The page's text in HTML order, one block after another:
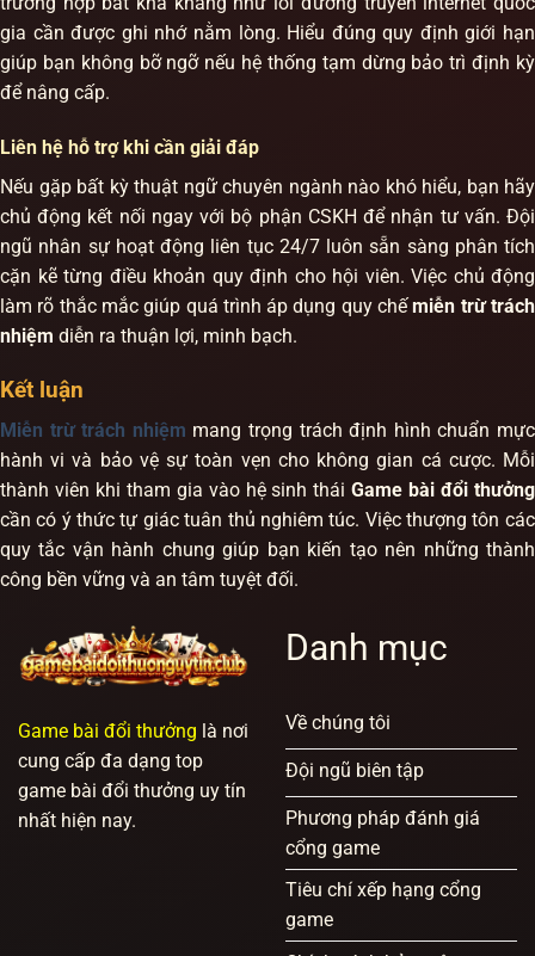
gia cần được ghi nhớ nằm lòng. Hiểu đúng quy định giới hạn
giúp bạn không bỡ ngỡ nếu hệ thống tạm dừng bảo trì định kỳ
để nâng cấp.
Liên hệ hỗ trợ khi cần giải đáp
Nếu gặp bất kỳ thuật ngữ chuyên ngành nào khó hiểu, bạn hãy
chủ động kết nối ngay với bộ phận CSKH để nhận tư vấn. Đội
ngũ nhân sự hoạt động liên tục 24/7 luôn sẵn sàng phân tích
cặn kẽ từng điều khoản quy định cho hội viên. Việc chủ động
làm rõ thắc mắc giúp quá trình áp dụng quy chếmiễn trừ trách
nhiệm diễn ra thuận lợi, minh bạch.
Kết luận
Miễn trừ trách nhiệm mang trọng trách định hình chuẩn mực
hành vi và bảo vệ sự toàn vẹn cho không gian cá cược. Mỗi
thành viên khi tham gia vào hệ sinh tháiGame bài đổi thưởng
cần có ý thức tự giác tuân thủ nghiêm túc. Việc thượng tôn các
quy tắc vận hành chung giúp bạn kiến tạo nên những thành
công bền vững và an tâm tuyệt đối.
Game bài đổi thưởng là nơi
cung cấp đa dạng top
game bài đổi thưởng uy tín
nhất hiện nay.
Danh mục
Về chúng tôi
Đội ngũ biên tập
Phương pháp đánh giá
cổng game
Tiêu chí xếp hạng cổng
game